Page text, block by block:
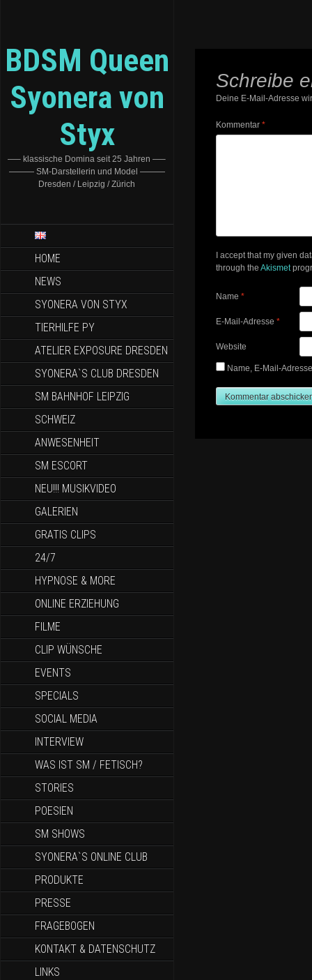
BDSM Queen
Syonera von
Styx
—– klassische Domina seit 25 Jahren —–
——— SM-Darstellerin und Model ———
Dresden / Leipzig / Zürich
HOME
NEWS
SYONERA VON STYX
TIERHILFE PY
ATELIER EXPOSURE DRESDEN
SYONERA`S CLUB DRESDEN
SM BAHNHOF LEIPZIG
SCHWEIZ
ANWESENHEIT
SM ESCORT
NEU!!! MUSIKVIDEO
GALERIEN
GRATIS CLIPS
24/7
HYPNOSE & MORE
ONLINE ERZIEHUNG
FILME
CLIP WÜNSCHE
EVENTS
SPECIALS
SOCIAL MEDIA
INTERVIEW
WAS IST SM / FETISCH?
STORIES
POESIEN
SM SHOWS
SYONERA`S ONLINE CLUB
PRODUKTE
PRESSE
FRAGEBOGEN
KONTAKT & DATENSCHUTZ
LINKS
Schreibe
Deine E-Mail-Adresse
Kommentar *
I accept that my given
through the Akismet
Name *
E-Mail-Adresse *
Website
Name, E-Mail-